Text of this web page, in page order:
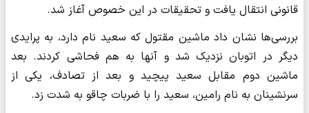
قانونی انتقال یافت و تحقیقات در این خصوص آغاز شد.
بررسی‌ها نشان داد ماشین مقتول که سعید نام دارد، به پرایدی
دیگر در اتوبان نزدیک شد و آنها به هم فحاشی کردند. بعد
ماشین دوم مقابل سعید پیچید و بعد از تصادف، یکی از
سرنشینان به نام رامین، سعید را با ضربات چاقو به شدت زد.